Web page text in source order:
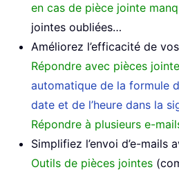
en cas de pièce jointe
jointes oubliées…
Améliorez l’efficacité de
Répondre avec pièces
automatique de la formule
date et de l’heure dans la
Répondre à plusieurs e-
Simplifiez l’envoi d’e-mails
Outils de pièces jointes